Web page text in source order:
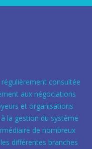
régulièrement consultée
aux négociations
et organisations
la gestion du système
de nombreux
différentes branches